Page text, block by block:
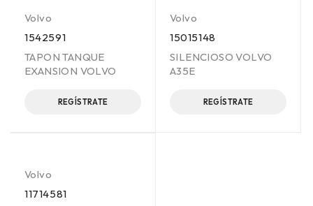
Volvo
1542591
TAPON TANQUE
EXANSION VOLVO
REGÍSTRATE
Volvo
15015148
SILENCIOSO VOLVO
A35E
REGÍSTRATE
Volvo
11714581